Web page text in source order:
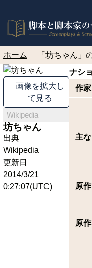
ホーム 「坊ちゃん」
画像を拡大し
て見る
Wikipedia
坊ちゃん
出典
Wikipedia
更新日
2014/3/21
0:27:07(UTC)
ナシ
作家
主
原作
原